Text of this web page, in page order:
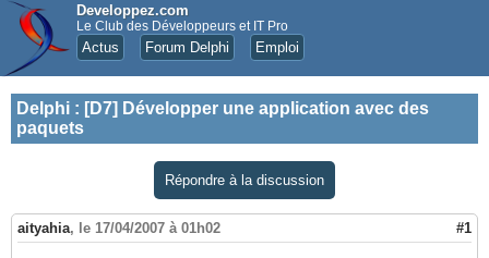
Developpez.com
Le Club des Développeurs et IT Pro
Actus Forum Delphi Emploi
Delphi : [D7] Développer une application avec des
paquets
Répondre à la discussion
aityahia, le 17/04/2007 à 01h02 #1